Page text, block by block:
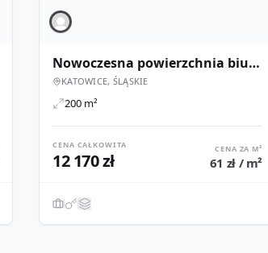
Nowoczesna powierzchnia biurowa - różny metraż | DL Tower
KATOWICE, ŚLĄSKIE
200 m²
CENA CAŁKOWITA
12 170 zł
CENA ZA M²
61 zł / m²